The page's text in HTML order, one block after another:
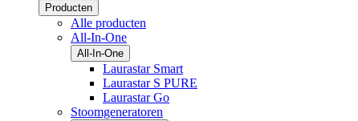
Producten
Alle producten
All-In-One
All-In-One
Laurastar Smart
Laurastar S PURE
Laurastar Go
Stoomgeneratoren